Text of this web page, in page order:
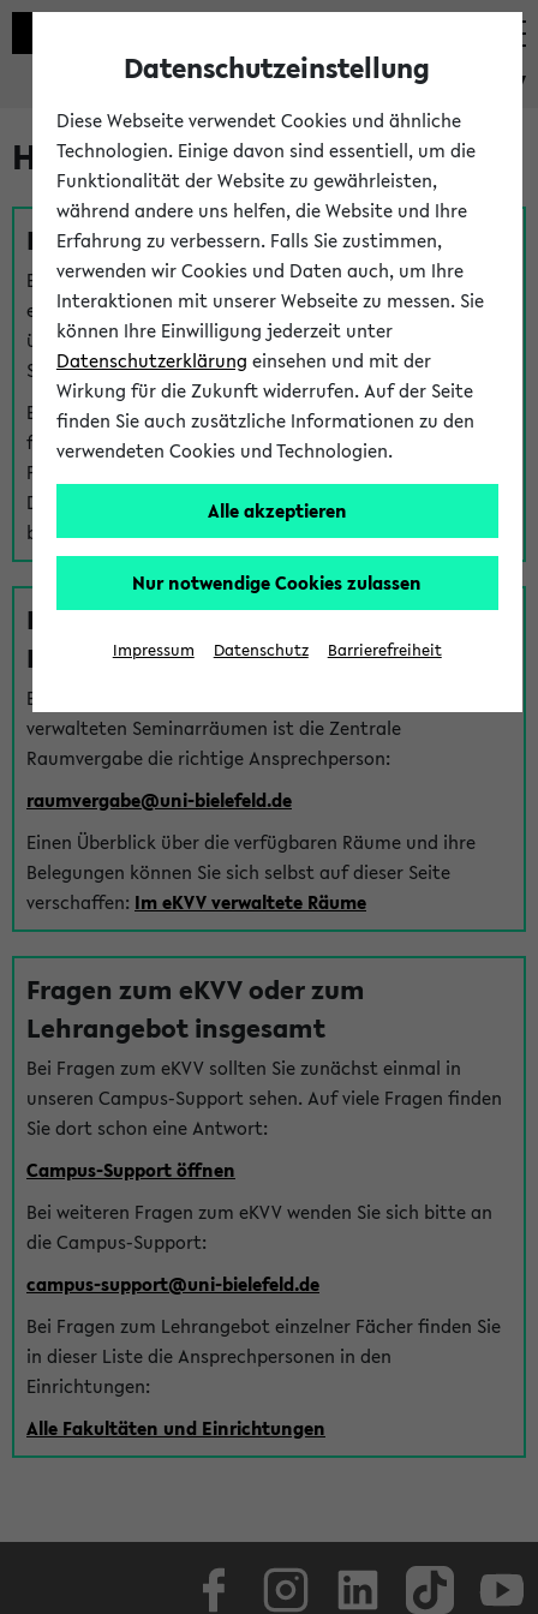
eKVV
Hilfe & Kontakt
Fragen zu einzelnen Veranstaltungen
Bei inhaltlichen und organisatorischen Fragen zu
einzelnen Veranstaltungen finden Sie Ansprechpersonen
über denFragen-Link bei jeder Veranstaltung. Der BIS
Support kann hier meist keine direkte Hilfe leisten.
Bei Veranstaltungen mit eKVV Teilnahmemanagement
finden Sie eine Auskunft über die Personen, die Ihre
Platzzuteilung im eKVV eingetragen haben, auf der
Detailseite zum Teilnahmemanagement der
betreffenden Veranstaltung.
Fragen zu im eKVV verwalteten
Räumen
Bei Fragen zur Vergabe von Hörsälen und vom eKVV
verwalteten Seminarräumen ist die Zentrale
Raumvergabe die richtige Ansprechperson:
raumvergabe@uni-bielefeld.de
Einen Überblick über die verfügbaren Räume und ihre
Belegungen können Sie sich selbst auf dieser Seite
verschaffen: Im eKVV verwaltete Räume
Fragen zum eKVV oder zum
Lehrangebot insgesamt
Bei Fragen zum eKVV sollten Sie zunächst einmal in
unseren Campus-Support sehen. Auf viele Fragen finden
Sie dort schon eine Antwort:
Campus-Support öffnen
Bei weiteren Fragen zum eKVV wenden Sie sich bitte an
die Campus-Support:
campus-support@uni-bielefeld.de
Bei Fragen zum Lehrangebot einzelner Fächer finden Sie
in dieser Liste die Ansprechpersonen in den
Einrichtungen:
Alle Fakultäten und Einrichtungen
Datenschutzeinstellung
Diese Webseite verwendet Cookies und ähnliche
Technologien. Einige davon sind essentiell, um die
Funktionalität der Website zu gewährleisten,
während andere uns helfen, die Website und Ihre
Erfahrung zu verbessern. Falls Sie zustimmen,
verwenden wir Cookies und Daten auch, um Ihre
Interaktionen mit unserer Webseite zu messen. Sie
können Ihre Einwilligung jederzeit unter
Datenschutzerklärung einsehen und mit der
Wirkung für die Zukunft widerrufen. Auf der Seite
finden Sie auch zusätzliche Informationen zu den
verwendeten Cookies und Technologien.
Alle akzeptieren
Nur notwendige Cookies zulassen
Impressum Datenschutz Barrierefreiheit